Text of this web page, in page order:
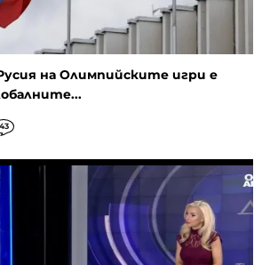
на Олимпийските игри е
43